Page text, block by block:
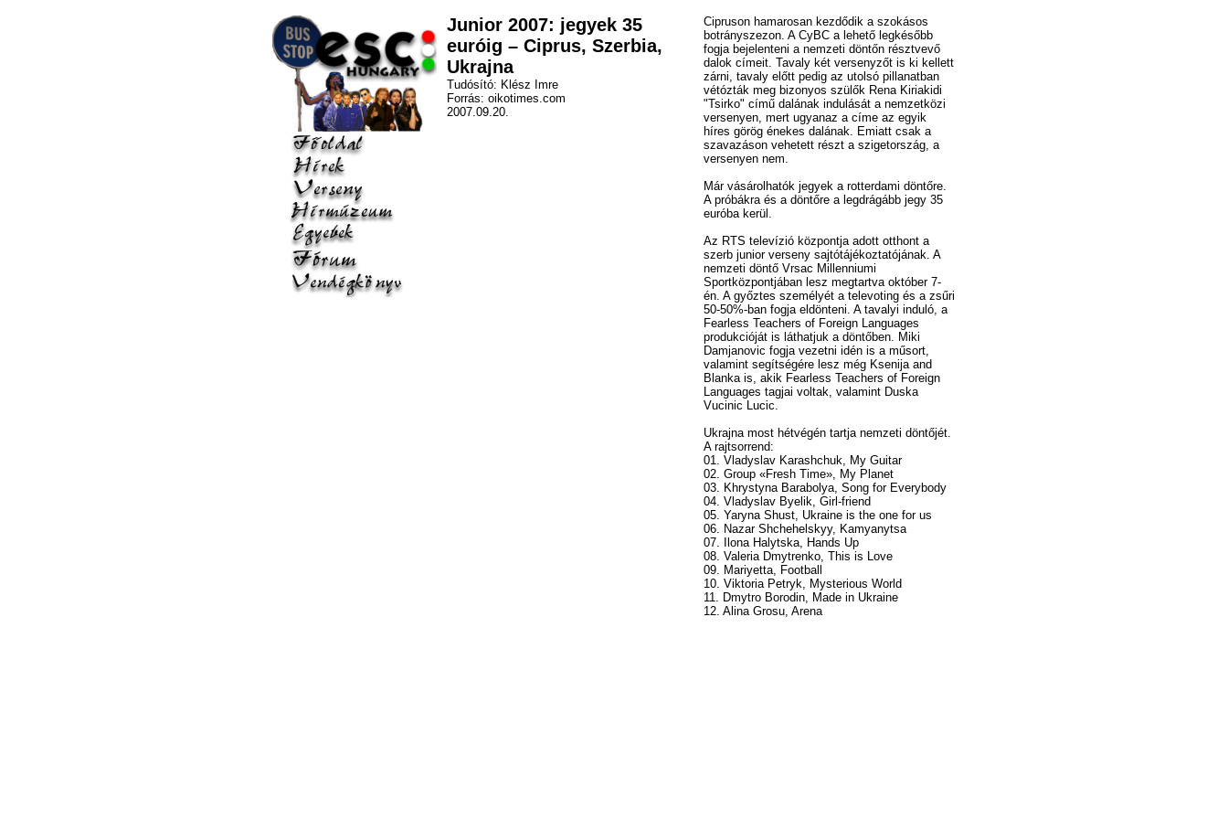
Junior 2007: jegyek 35
euróig – Ciprus, Szerbia,
Ukrajna
Tudósító: Klész Imre
Forrás: oikotimes.com
2007.09.20.
Cipruson hamarosan kezdődik a szokásos
botrányszezon. A CyBC a lehető legkésőbb
fogja bejelenteni a nemzeti döntőn résztvevő
dalok címeit. Tavaly két versenyzőt is ki kellett
zárni, tavaly előtt pedig az utolsó pillanatban
vétózták meg bizonyos szülők Rena Kiriakidi
"Tsirko" című dalának indulását a nemzetközi
versenyen, mert ugyanaz a címe az egyik
híres görög énekes dalának. Emiatt csak a
szavazáson vehetett részt a szigetország, a
versenyen nem.
Már vásárolhatók jegyek a rotterdami döntőre.
A próbákra és a döntőre a legdrágább jegy 35
euróba kerül.
Az RTS televízió központja adott otthont a
szerb junior verseny sajtótájékoztatójának. A
nemzeti döntő Vrsac Millenniumi
Sportközpontjában lesz megtartva október 7-
én. A győztes személyét a televoting és a zsűri
50-50%-ban fogja eldönteni. A tavalyi induló, a
Fearless Teachers of Foreign Languages
produkcióját is láthatjuk a döntőben. Miki
Damjanovic fogja vezetni idén is a műsort,
valamint segítségére lesz még Ksenija and
Blanka is, akik Fearless Teachers of Foreign
Languages tagjai voltak, valamint Duska
Vucinic Lucic.
Ukrajna most hétvégén tartja nemzeti döntőjét.
A rajtsorrend:
01. Vladyslav Karashchuk, My Guitar
02. Group «Fresh Time», My Planet
03. Khrystyna Barabolya, Song for Everybody
04. Vladyslav Byelik, Girl-friend
05. Yaryna Shust, Ukraine is the one for us
06. Nazar Shchehelskyy, Kamyanytsa
07. Ilona Halytska, Hands Up
08. Valeria Dmytrenko, This is Love
09. Mariyetta, Football
10. Viktoria Petryk, Mysterious World
11. Dmytro Borodin, Made in Ukraine
12. Alina Grosu, Arena